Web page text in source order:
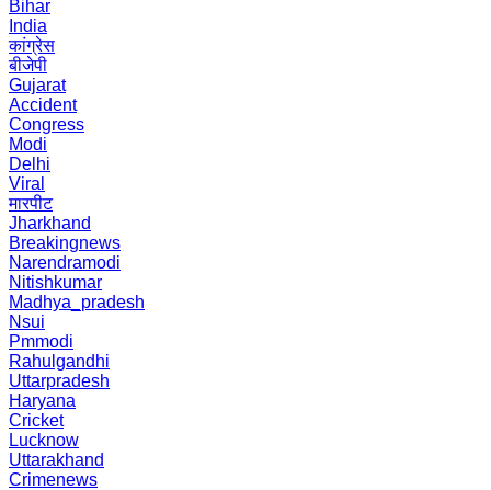
Bihar
India
कांग्रेस
बीजेपी
Gujarat
Accident
Congress
Modi
Delhi
Viral
मारपीट
Jharkhand
Breakingnews
Narendramodi
Nitishkumar
Madhya_pradesh
Nsui
Pmmodi
Rahulgandhi
Uttarpradesh
Haryana
Cricket
Lucknow
Uttarakhand
Crimenews